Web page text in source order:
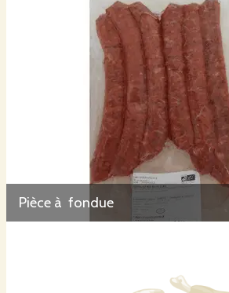
Pièce à fondue